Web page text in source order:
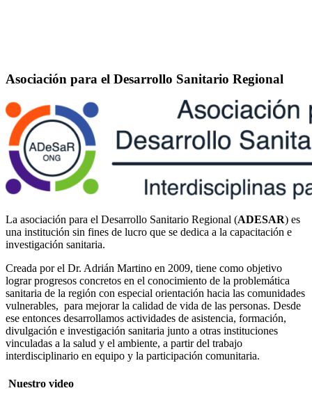
Asociación para el Desarrollo Sanitario Regional​
La asociación para el Desarrollo Sanitario Regional (ADESAR) es
una institución sin fines de lucro que se dedica a la capacitación e
investigación sanitaria.
Creada por el Dr. Adrián Martino en 2009, tiene como objetivo
lograr progresos concretos en el conocimiento de la problemática
sanitaria de la región con especial orientación hacia las comunidades
vulnerables, para mejorar la calidad de vida de las personas. Desde
ese entonces desarrollamos actividades de asistencia, formación,
divulgación e investigación sanitaria junto a otras instituciones
vinculadas a la salud y el ambiente, a partir del trabajo
interdisciplinario en equipo y la participación comunitaria.
Nuestro video